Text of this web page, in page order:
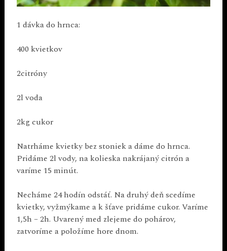
1 dávka do hrnca:
400 kvietkov
2citróny
2l voda
2kg cukor
Natrháme kvietky bez stoniek a dáme do hrnca.
Pridáme 2l vody, na kolieska nakrájaný citrón a
varíme 15 minút.
Necháme 24 hodín odstáť. Na druhý deň scedíme
kvietky, vyžmýkame a k šťave pridáme cukor. Varíme
1,5h – 2h. Uvarený med zlejeme do pohárov,
zatvoríme a položíme hore dnom.